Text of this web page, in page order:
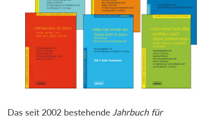
Das seit 2002 bestehende Jahrbuch für